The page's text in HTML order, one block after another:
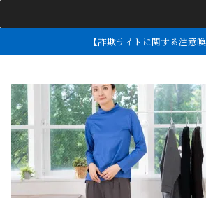
【詐欺サイトに関する注意喚